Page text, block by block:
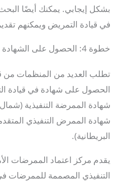
بشكل إيجابي. يمكنك أيضًا
في قيادة التمريض ويمكنهم
خطوة 4: الحصول على الشهادة
تطلب العديد من المنظمات من
الحصول على شهادة في قيادة
شهادة الممرضة التنفيذية
شهادة الممرض التنفيذي
البريطانية).
يقدم مركز اعتماد الممرضات
التنفيذي المصممة للممرضات في